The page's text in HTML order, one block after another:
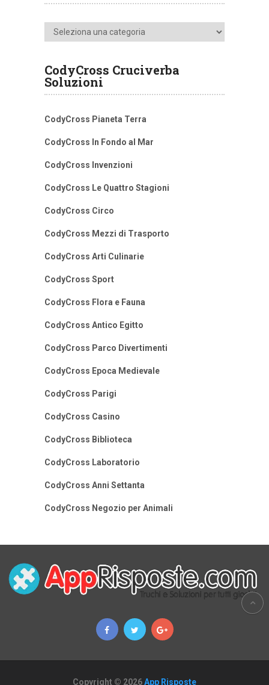
Categorie
CodyCross Cruciverba
Soluzioni
CodyCross Pianeta Terra
CodyCross In Fondo al Mar
CodyCross Invenzioni
CodyCross Le Quattro Stagioni
CodyCross Circo
CodyCross Mezzi di Trasporto
CodyCross Arti Culinarie
CodyCross Sport
CodyCross Flora e Fauna
CodyCross Antico Egitto
CodyCross Parco Divertimenti
CodyCross Epoca Medievale
CodyCross Parigi
CodyCross Casino
CodyCross Biblioteca
CodyCross Laboratorio
CodyCross Anni Settanta
CodyCross Negozio per Animali
Copyright © 2026App Risposte